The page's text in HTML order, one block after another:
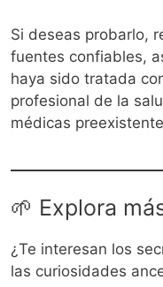
Si deseas probarlo,
fuentes confiables,
haya sido tratada
profesional de la
médicas
🌱 Explora
¿Te interesan los
las curiosidades